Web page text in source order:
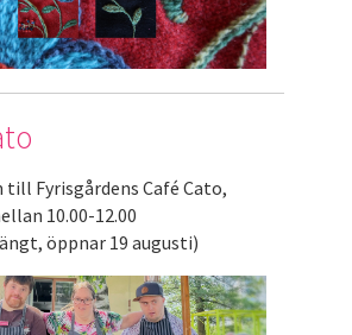
till Fyrisgårdens Café Cato,
10.00-12.00
öppnar 19 augusti)